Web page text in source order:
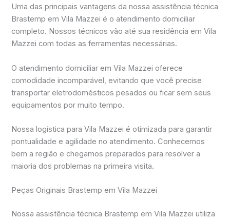
Uma das principais vantagens da nossa assistência técnica
Brastemp em Vila Mazzei é o atendimento domiciliar
completo. Nossos técnicos vão até sua residência em Vila
Mazzei com todas as ferramentas necessárias.
O atendimento domiciliar em Vila Mazzei oferece
comodidade incomparável, evitando que você precise
transportar eletrodomésticos pesados ou ficar sem seus
equipamentos por muito tempo.
Nossa logística para Vila Mazzei é otimizada para garantir
pontualidade e agilidade no atendimento. Conhecemos
bem a região e chegamos preparados para resolver a
maioria dos problemas na primeira visita.
Peças Originais Brastemp em Vila Mazzei
Nossa assistência técnica Brastemp em Vila Mazzei utiliza